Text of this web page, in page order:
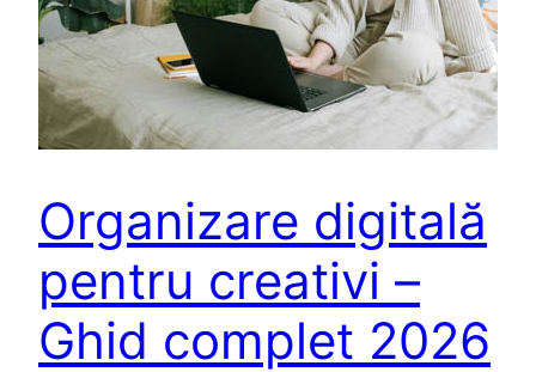
Organizare digitală
pentru creativi –
Ghid complet 2026